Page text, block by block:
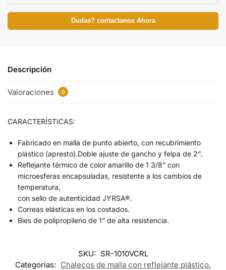
Dudas? contactanos Ahora
Descripción
Valoraciones 0
CARACTERÍSTICAS:
Fabricado en malla de punto abierto, con recubrimiento
plástico (apresto).Doble ajuste de gancho y felpa de 2”.
Reflejante térmico de color amarillo de 1 3/8” con
microesferas encapsuladas, resistente a los cambios de
temperatura,
con sello de autenticidad JYRSA®.
Correas elásticas en los costados.
Bies de polipropileno de 1” de alta resistencia.
SKU: SR-1010VCRL
Categorías: Chalecos de malla con reflejante plástico,